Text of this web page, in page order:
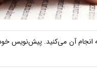
آن می‌کنید. پیش‌نویس خود را